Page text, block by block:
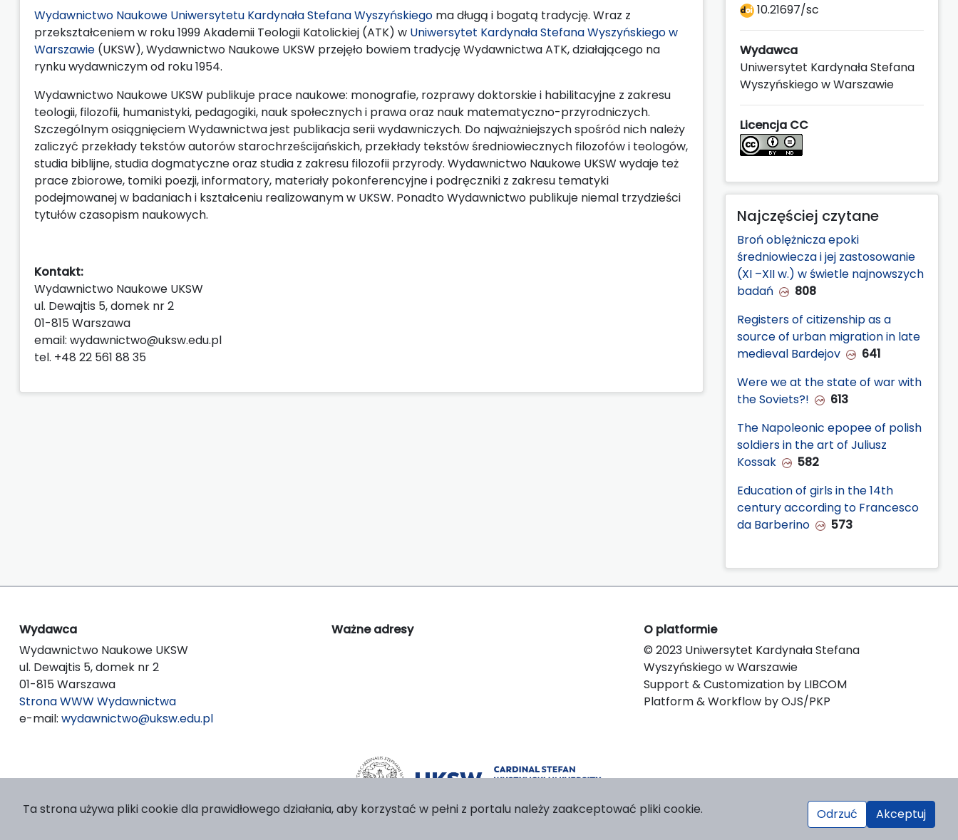
Wydawnictwo Naukowe Uniwersytetu Kardynała Stefana Wyszyńskiego ma długą i bogatą tradycję. Wraz z
przekształceniem w roku 1999 Akademii Teologii Katolickiej (ATK) w Uniwersytet Kardynała Stefana Wyszyńskiego w
Warszawie (UKSW), Wydawnictwo Naukowe UKSW przejęło bowiem tradycję Wydawnictwa ATK, działającego na
rynku wydawniczym od roku 1954.
Wydawnictwo Naukowe UKSW publikuje prace naukowe: monografie, rozprawy doktorskie i habilitacyjne z zakresu
teologii, filozofii, humanistyki, pedagogiki, nauk społecznych i prawa oraz nauk matematyczno-przyrodniczych.
Szczególnym osiągnięciem Wydawnictwa jest publikacja serii wydawniczych. Do najważniejszych spośród nich należy
zaliczyć przekłady tekstów autorów starochrześcijańskich, przekłady tekstów średniowiecznych filozofów i teologów,
studia biblijne, studia dogmatyczne oraz studia z zakresu filozofii przyrody. Wydawnictwo Naukowe UKSW wydaje też
prace zbiorowe, tomiki poezji, informatory, materiały pokonferencyjne i podręczniki z zakresu tematyki
podejmowanej w badaniach i kształceniu realizowanym w UKSW. Ponadto Wydawnictwo publikuje niemal trzydzieści
tytułów czasopism naukowych.
Kontakt:
Wydawnictwo Naukowe UKSW
ul. Dewajtis 5, domek nr 2
01-815 Warszawa
email: wydawnictwo@uksw.edu.pl
tel. +48 22 561 88 35
10.21697/sc
Wydawca
Uniwersytet Kardynała Stefana
Wyszyńskiego w Warszawie
Licencja CC
Najczęściej czytane
Broń oblężnicza epoki
średniowiecza i jej zastosowanie
(XI –XII w.) w świetle najnowszych
badań
808
Registers of citizenship as a
source of urban migration in late
medieval Bardejov
641
Were we at the state of war with
the Soviets?!
613
The Napoleonic epopee of polish
soldiers in the art of Juliusz
Kossak
582
Education of girls in the 14th
century according to Francesco
da Barberino
573
Wydawca
Wydawnictwo Naukowe UKSW
ul. Dewajtis 5, domek nr 2
01-815 Warszawa
Strona WWW Wydawnictwa
e-mail: wydawnictwo@uksw.edu.pl
Ważne adresy
O platformie
© 2023 Uniwersytet Kardynała Stefana
Wyszyńskiego w Warszawie
Support & Customization by LIBCOM
Platform & Workflow by OJS/PKP
Ta strona używa pliki cookie dla prawidłowego działania, aby korzystać w pełni z portalu należy zaakceptować pliki cookie. Odrzuć Akceptuj